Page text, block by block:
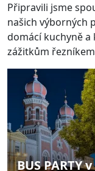
Připravili jsme
našich výborných
domácí kuchyně a
zážitkům
BUS PARTY